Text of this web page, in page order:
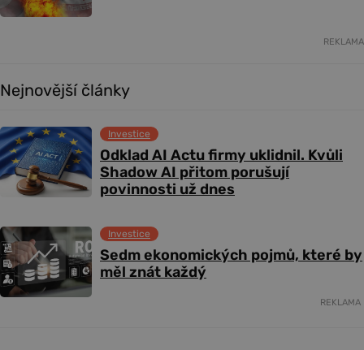
REKLAMA
Nejnovější články
Odklad AI Actu firmy uklidnil. Kvůli
Shadow AI přitom porušují
povinnosti už dnes
Investice
Sedm ekonomických pojmů, které by
měl znát každý
Investice
REKLAMA